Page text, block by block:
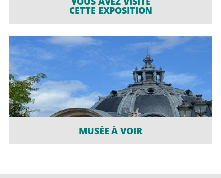
CETTE EXPOSITION
MUSÉE À VOIR